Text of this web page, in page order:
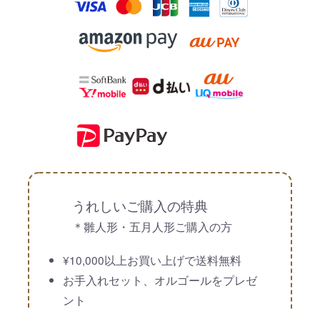
うれしいご購入の特典
＊雛人形・五月人形ご購入の方
¥10,000以上お買い上げで送料無料
お手入れセット、オルゴールをプレゼ
ント